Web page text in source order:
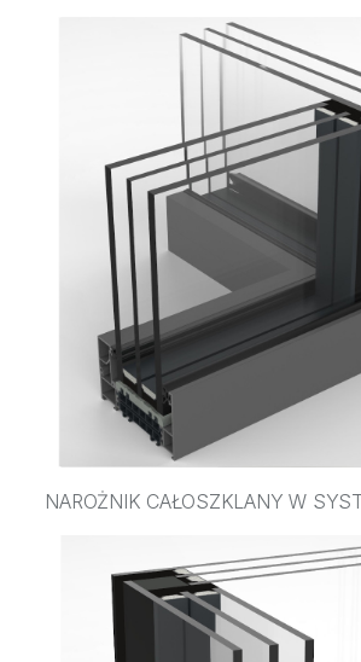
NAROŻNIK CAŁOSZKLANY W